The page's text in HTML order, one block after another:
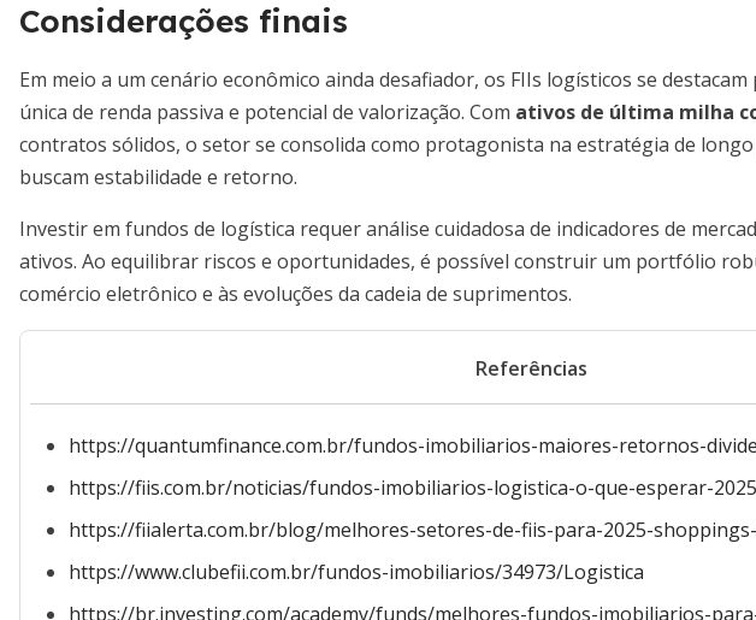
Considerações finais
Em meio a um cenário econômico ainda desafiador, os FIIs logísticos se
única de renda passiva e potencial de valorização. Com ativos de última milha
contratos sólidos, o setor se consolida como protagonista na estratégia de
buscam estabilidade e retorno.
Investir em fundos de logística requer análise cuidadosa de indicadores de
ativos. Ao equilibrar riscos e oportunidades, é possível construir um portfólio
comércio eletrônico e às evoluções da cadeia de suprimentos.
Referências
https://quantumfinance.com.br/fundos-imobiliarios-maiores-retornos-
https://fiis.com.br/noticias/fundos-imobiliarios-logistica-o-que-esperar-
https://fiialerta.com.br/blog/melhores-setores-de-fiis-para-2025-
https://www.clubefii.com.br/fundos-imobiliarios/34973/Logistica
https://br.investing.com/academy/funds/melhores-fundos-imobiliarios-